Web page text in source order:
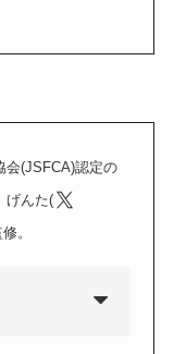
会(JSFCA)認定の
げんた(
。